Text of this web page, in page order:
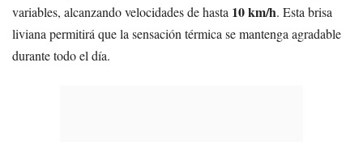
variables, alcanzando velocidades de hasta 10 km/h. Esta brisa
liviana permitirá que la sensación térmica se mantenga agradable
durante todo el día.